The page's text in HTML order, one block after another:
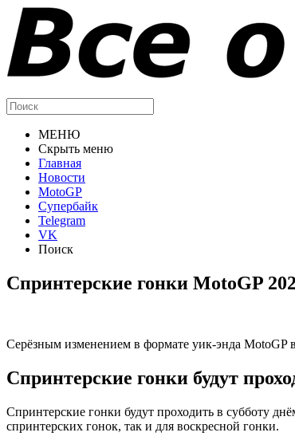
МЕНЮ
Скрыть меню
Главная
Новости
MotoGP
Супербайк
Telegram
VK
Поиск
Спринтерские гонки MotoGP
Серёзным изменением в формате уик-энда MotoGP
Спринтерские гонки будут
Спринтерские гонки будут проходить в субботу
спринтерских гонок, так и для воскресной гонки.